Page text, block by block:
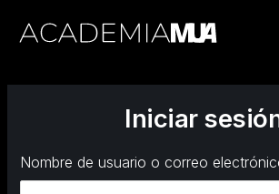
Iniciar
Nombre de usuario o correo